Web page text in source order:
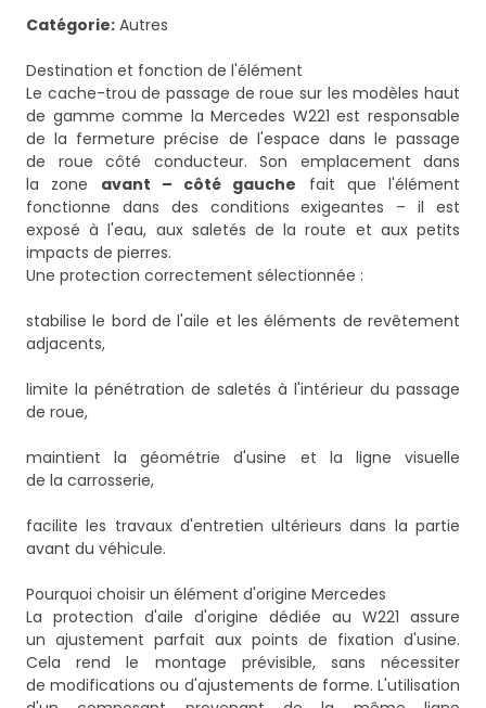
Catégorie: Autres
Destination et fonction de l'élément
Le cache-trou de passage de roue sur les modèles haut
de gamme comme la Mercedes W221 est responsable
de la fermeture précise de l'espace dans le passage
de roue côté conducteur. Son emplacement dans
la zone avant – côté gauche fait que l'élément
fonctionne dans des conditions exigeantes – il est
exposé à l'eau, aux saletés de la route et aux petits
impacts de pierres.
Une protection correctement sélectionnée :
stabilise le bord de l'aile et les éléments de revêtement
adjacents,
limite la pénétration de saletés à l'intérieur du passage
de roue,
maintient la géométrie d'usine et la ligne visuelle
de la carrosserie,
facilite les travaux d'entretien ultérieurs dans la partie
avant du véhicule.
Pourquoi choisir un élément d'origine Mercedes
La protection d'aile d'origine dédiée au W221 assure
un ajustement parfait aux points de fixation d'usine.
Cela rend le montage prévisible, sans nécessiter
de modifications ou d'ajustements de forme. L'utilisation